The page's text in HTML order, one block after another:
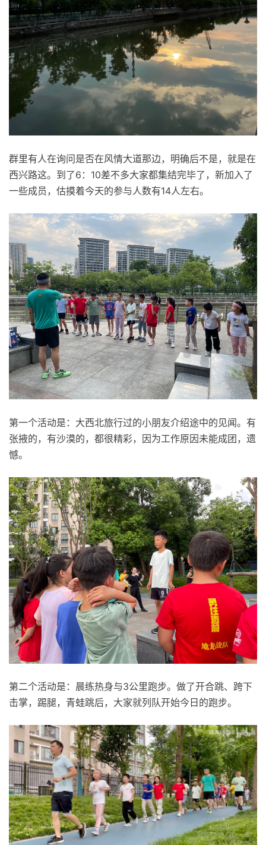
群里有人在询问是否在风情大道那边，明确后不是，就是在
西兴路这。到了6：10差不多大家都集结完毕了，新加入了
一些成员，估摸着今天的参与人数有14人左右。
第一个活动是：大西北旅行过的小朋友介绍途中的见闻。有
张掖的，有沙漠的，都很精彩，因为工作原因未能成团，遗
憾。
第二个活动是：晨练热身与3公里跑步。做了开合跳、跨下
击掌，踢腿，青蛙跳后，大家就列队开始今日的跑步。